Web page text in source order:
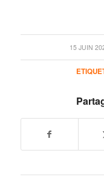
15 JUIN
/